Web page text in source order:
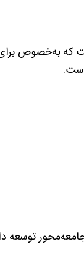
که به‌خصوص